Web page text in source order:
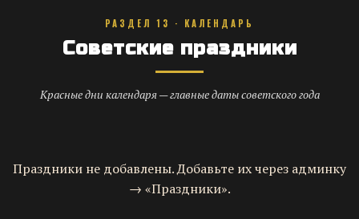
РАЗДЕЛ 13 · КАЛЕНДАРЬ
Советские праздники
Красные дни календаря — главные даты советского года
Праздники не добавлены. Добавьте их через админку
→ «Праздники».